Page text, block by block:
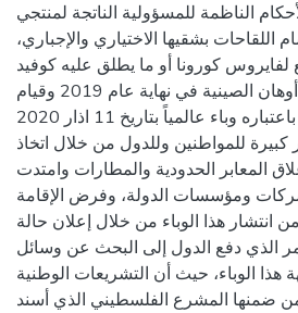
الناظمة للمسؤولية الناتجة لمنتجي
اللقاحات بشقيها الاختياري والإجباري،
كورونا أو ما يطلق عليه كوفيد
19 والذي بدأ من مدينة أوهان الصينية في نهاية عام 2019 وقيام
منظمة الصحة العالمية باعتباره وباء عالمياً بتاريخ 11 اذار 2020.
كبيرة للمواطنين وللدول من خلال اتخاذ
المعابر الحدودية والمطارات وامتدت
ومؤسسات الدولة، وفرض الإقامة
انتشار هذا الوباء من خلال إعلان حالة
الذي دفع الدول إلى البحث عن وسائل
هذا الوباء، حيث أن التشريعات الوطنية
ضمنها المشرع الفلسطيني الذي أسند